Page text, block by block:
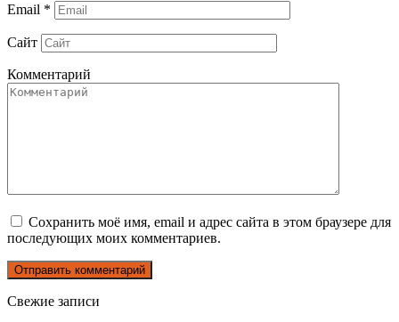
Email *
Сайт
Комментарий
Сохранить моё имя, email и адрес сайта в этом браузере для
последующих моих комментариев.
Свежие записи